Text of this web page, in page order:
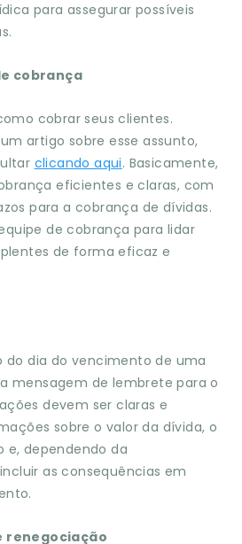
para assegurar possíveis
cobrança
cobrar seus clientes.
artigo sobre esse assunto,
clicando aqui. Basicamente,
eficientes e claras, com
para a cobrança de dívidas.
de cobrança para lidar
de forma eficaz e
do dia do vencimento de uma
mensagem de lembrete para o
devem ser claras e
sobre o valor da dívida, o
e, dependendo da
as consequências em
renegociação